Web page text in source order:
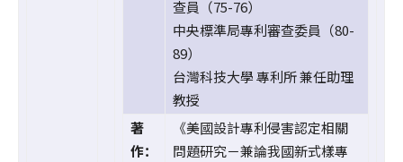
查員（75-76）
中央標準局專利審查委員（80-
89）
台灣科技大學 專利所 兼任助理
教授
著
作：
《美國設計專利侵害認定相關
問題研究－兼論我國新式樣專